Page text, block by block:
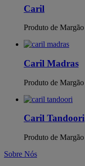
Caril
Produto de Margão
Caril Madras
Produto de Margão
Caril Tandoori
Produto de Margão
Sobre Nós